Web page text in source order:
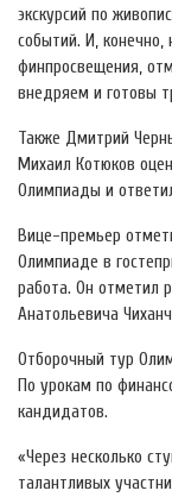
экскурсий по
событий. И,
финпросвещения,
внедряем и готовы
Также Дмитрий
Михаил Котюков
Олимпиады и
Вице-премьер
Олимпиаде в
работа. Он отметил
Анатольевича
Отборочный тур
По урокам по
кандидатов.
«Через несколько
талантливых